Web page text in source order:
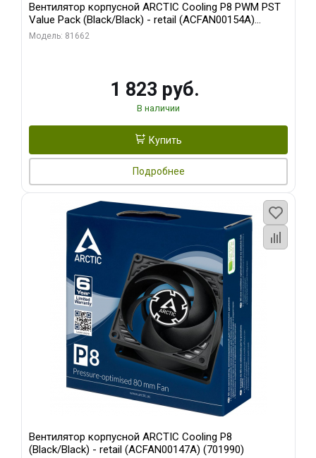
Вентилятор корпусной ARCTIC Cooling P8 PWM PST
Value Pack (Black/Black) - retail (ACFAN00154A)
(702072)
Модель: 81662
1 823 руб.
В наличии
Купить
Подробнее
Вентилятор корпусной ARCTIC Cooling P8
(Black/Black) - retail (ACFAN00147A) (701990)